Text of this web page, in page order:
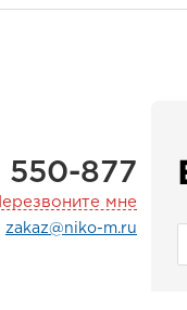
550-877
мне
zakaz@niko-m.ru